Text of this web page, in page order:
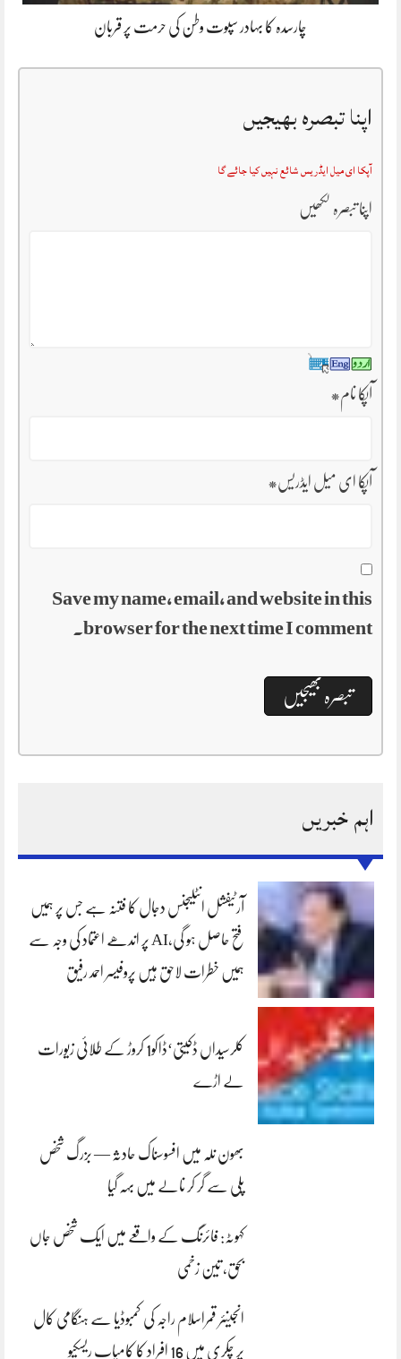
چارسدہ کا بہادر سپوت وطن کی حرمت پر قربان
اپنا تبصرہ بھیجیں
آپکا ای میل ایڈریس شائع نہیں کیا جائے گا
اپنا تبصرہ لکھیں
آپکا نام*
آپکا ای میل ایڈریس*
Save my name, email, and website in this
browser for the next time I comment.
اہم خبریں
آرٹیفشل انٹلیجنس دجال کا فتنہ ہے جس پر ہمیں
فتح حاصل ہو گی،AI پر اندھے اعتماد کی وجہ سے
ہمیں خطرات لاحق ہیں پروفیسر احمد رفیق
کلرسیداں ڈکیتی‘ڈاکو1 کروڑ کے طلائی زیورات
لے اڑے
بھون نلہ میں افسوسناک حادثہ — بزرگ شخص
پلی سے گر کر نالے میں بہہ گیا
کہوٹہ: فائرنگ کے واقعے میں ایک شخص جاں
بحق، تین زخمی
انجینئر قمراسلام راجہ کی کمبوڈیا سے ہنگامی کال
پر چکری میں 16 افراد کا کامیاب ریسکیو